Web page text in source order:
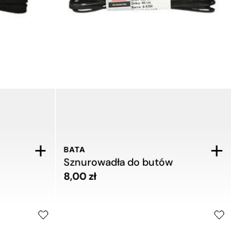
BATA
Sznurowadła do butów
Cena 8,00 zł
8,00 zł